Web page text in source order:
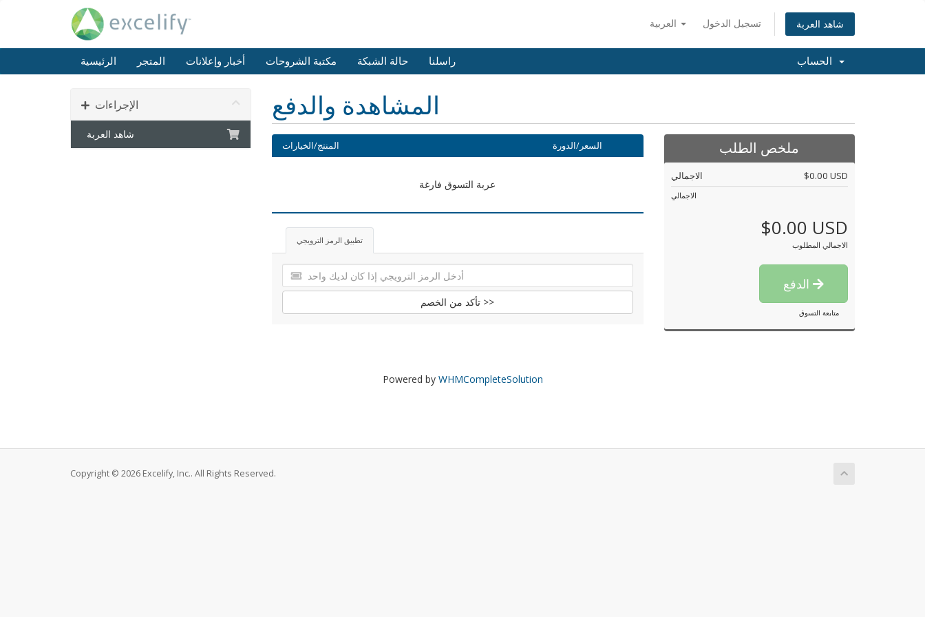
تسجيل الدخول شاهد العربة
الرئيسية المتجر أخبار وإعلانات مكتبة الشروحات حالة الشبكة راسلنا
الإجراءات
شاهد العربة
المشاهدة والدفع
المنتج/الخيارات السعر/الدورة
عربة التسوق فارغة
تطبيق الرمز الترويجي
تأكد من الخصم >>
ملخص الطلب
الاجمالي $0.00 USD
الاجمالي
$0.00 USD
الاجمالي المطلوب
متابعة التسوق
Powered by WHMCompleteSolution
Copyright © 2026 Excelify, Inc.. All Rights Reserved.